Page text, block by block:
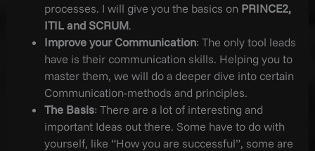
processes. I will give you the basics on PRINCE2,
ITIL and SCRUM.
Improve your Communication: The only tool leads
have is their communication skills. Helping you to
master them, we will do a deeper dive into certain
Communication-methods and principles.
The Basis: There are a lot of interesting and
important Ideas out there. Some have to do with
yourself, like “How you are successful”, some are